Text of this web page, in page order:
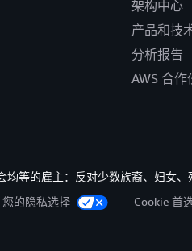
架构中心
产品和技
分析报告
AWS 合作
均等的雇主：反对少数族裔、妇女
您的隐私选择 Cookie 首